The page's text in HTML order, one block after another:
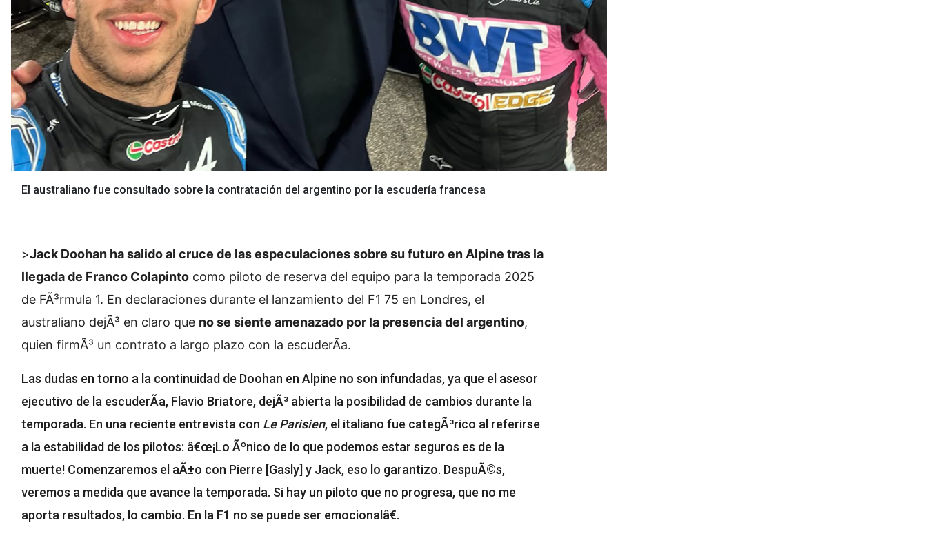
El australiano fue consultado sobre la contratación del argentino por la escudería francesa
>Jack Doohan ha salido al cruce de las especulaciones sobre su futuro en Alpine tras la
llegada de Franco Colapinto como piloto de reserva del equipo para la temporada 2025
de FÃ³rmula 1. En declaraciones durante el lanzamiento del F1 75 en Londres, el
australiano dejÃ³ en claro que no se siente amenazado por la presencia del argentino,
quien firmÃ³ un contrato a largo plazo con la escuderÃ­a.
Las dudas en torno a la continuidad de Doohan en Alpine no son infundadas, ya que el asesor
ejecutivo de la escuderÃ­a, Flavio Briatore, dejÃ³ abierta la posibilidad de cambios durante la
temporada. En una reciente entrevista con Le Parisien, el italiano fue categÃ³rico al referirse
a la estabilidad de los pilotos: â€œ¡Lo Ãºnico de lo que podemos estar seguros es de la
muerte! Comenzaremos el aÃ±o con Pierre [Gasly] y Jack, eso lo garantizo. DespuÃ©s,
veremos a medida que avance la temporada. Si hay un piloto que no progresa, que no me
aporta resultados, lo cambio. En la F1 no se puede ser emocionalâ€.